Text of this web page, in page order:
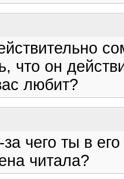
что он
любит?
за чего ты в
читала?